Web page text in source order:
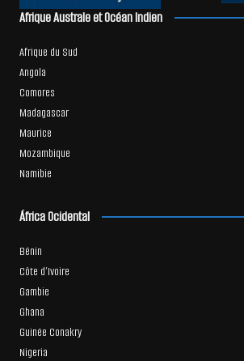
Afrique Australe et Océan Indien
Afrique du Sud
Angola
Comores
Madagascar
Maurice
Mozambique
Namibie
África Ocidental
Bénin
Côte d’Ivoire
Gambie
Ghana
Guinée Conakry
Nigeria